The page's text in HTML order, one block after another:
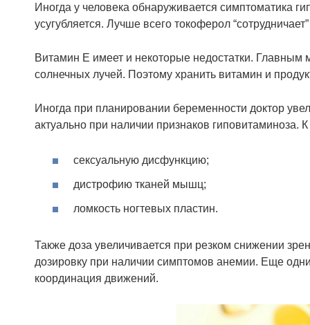
Иногда у человека обнаруживается симптоматика
усугубляется. Лучше всего токоферол
Витамин Е имеет и некоторые недостатки. Главным
солнечных лучей. Поэтому хранить витамин и
Иногда при планировании беременности доктор
актуально при наличии признаков гиповитаминоза.
сексуальную дисфункцию;
дистрофию тканей мышц;
ломкость ногтевых пластин.
Также доза увеличивается при резком снижении
дозировку при наличии симптомов анемии. Еще
координация движений.